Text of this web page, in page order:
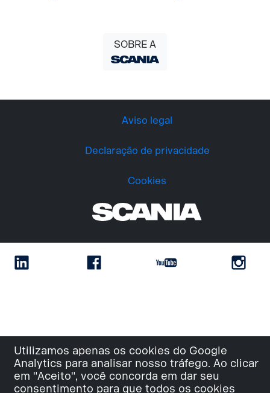
Utilizamos apenas os cookies do Google
Analytics para analisar nosso tráfego. Ao clicar
em "Aceito", você concorda em dar seu
consentimento para que todos os cookies
SOBRE A
Aviso legal
Declaração de privacidade
Cookies